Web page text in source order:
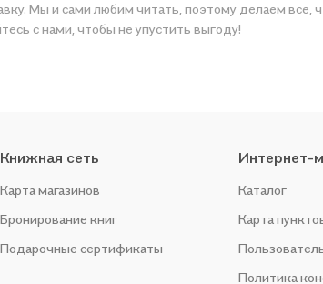
Мы и сами любим читать, поэтому делаем
с нами, чтобы не упустить выгоду!
Книжная сеть
Карта магазинов
Бронирование книг
Подарочные сертификаты
Интернет-
Каталог
Карта
Политика